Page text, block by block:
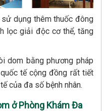
dụng thêm thuốc đông
lọc giải độc cơ thể, tăng
dom bằng phương pháp
tế cộng đồng rất tiết
của đa số bệnh nhân.
ở Phòng Khám Đa